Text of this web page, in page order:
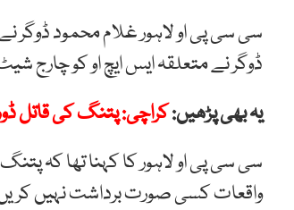
سی سی پی او لاہور غلام محمود ڈوگر
ڈوگر نے متعلقہ ایس ایچ او کو چارج
یہ بھی پڑھیں:کراچی: پتنگ کی قاتل
سی سی پی او لاہور کا کہنا تھا کہ
واقعات کسی صورت برداشت نہیں